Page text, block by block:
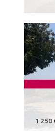
1 250